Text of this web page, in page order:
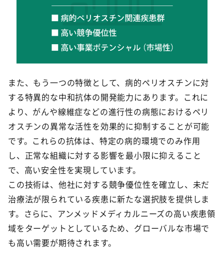
また、もう一つの特徴として、病的ペリオスチンに対
する特異的な中和抗体の開発能力にあります。これに
より、がんや線維症などの進行性の病態におけるペリ
オスチンの異常な活性を効果的に抑制することが可能
です。これらの抗体は、特定の病的環境でのみ作用
し、正常な組織に対する影響を最小限に抑えること
で、高い安全性を実現しています。
この技術は、他社に対する競争優位性を確立し、未だ
治療法が限られている疾患に新たな選択肢を提供しま
す。さらに、アンメッドメディカルニーズの高い疾患領
域をターゲットとしているため、グローバルな市場で
も高い需要が期待されます。